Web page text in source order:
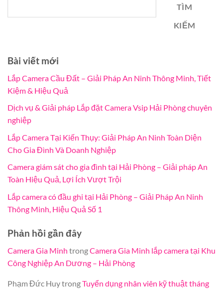
TÌM
KIẾM
Bài viết mới
Lắp Camera Cầu Đất – Giải Pháp An Ninh Thông Minh, Tiết
Kiệm & Hiệu Quả
Dịch vụ & Giải pháp Lắp đặt Camera Vsip Hải Phòng chuyên
nghiệp
Lắp Camera Tại Kiến Thụy: Giải Pháp An Ninh Toàn Diện
Cho Gia Đình Và Doanh Nghiệp
Camera giám sát cho gia đình tại Hải Phòng – Giải pháp An
Toàn Hiệu Quả, Lợi Ích Vượt Trội
Lắp camera có đầu ghi tại Hải Phòng – Giải Pháp An Ninh
Thông Minh, Hiệu Quả Số 1
Phản hồi gần đây
Camera Gia Minh trongCamera Gia Minh lắp camera tại Khu
Công Nghiệp An Dương – Hải Phòng
Phạm Đức HuytrongTuyển dụng nhân viên kỹ thuật tháng